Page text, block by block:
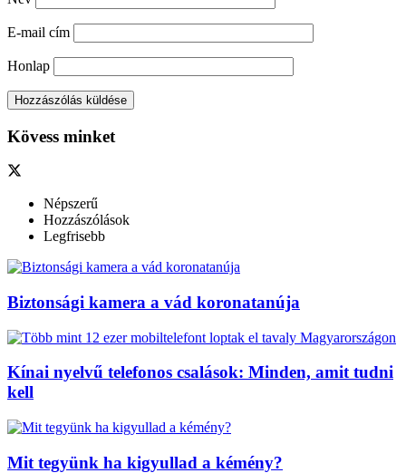
E-mail cím
Honlap
Kövess minket
Népszerű
Hozzászólások
Legfrisebb
Biztonsági kamera a vád koronatanúja
Kínai nyelvű telefonos csalások: Minden, amit tudni
kell
Mit tegyünk ha kigyullad a kémény?